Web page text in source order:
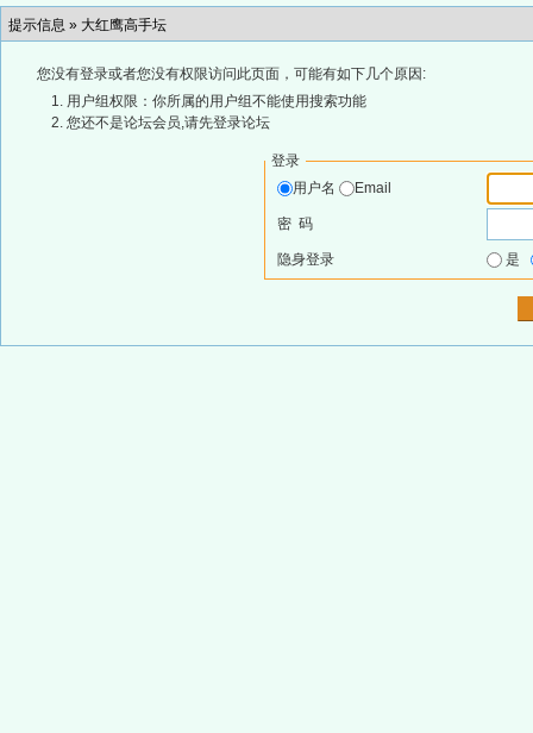
提示信息 » 大红鹰高手坛
您没有登录或者您没有权限访问此页面，可能有如下几个原因:
用户组权限：你所属的用户组不能使用搜索功能
您还不是论坛会员,请先登录论坛
登录
用户名
Email
密 码
隐身登录 是